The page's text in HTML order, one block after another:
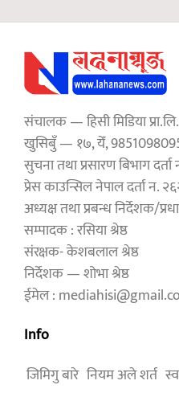
संचालक — हिसी मिडिया प्रा.लि.
खुसिबुँ — १७, येँ,
सुचना तथा प्रसारण बिभाग
प्रेस काउन्सिल नेपाल दर्ता न.
अध्यक्ष तथा प्रबन्ध निर्देशक/
सम्पादक : रसिया श्रेष्ठ
संरक्षक- केशबलाल श्रेष्ठ
निर्देशक — शोभा श्रेष्ठ
ईमेल :
Info
जिमिगु बारे नियम अले शर्त